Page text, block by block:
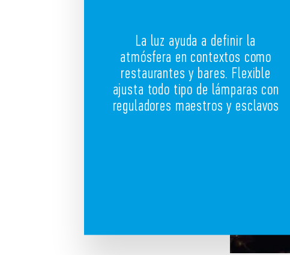
La luz ayuda a definir la
atmósfera en contextos como
restaurantes y bares. Flexible
ajusta todo tipo de lámparas con
reguladores maestros y esclavos